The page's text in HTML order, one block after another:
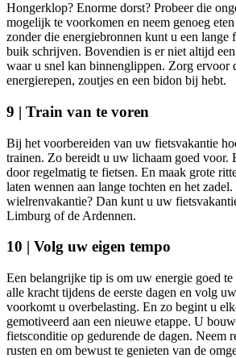
Hongerklop? Enorme dorst? Probeer die
mogelijk te voorkomen en neem genoeg
zonder die energiebronnen kunt u een
buik schrijven. Bovendien is er niet altijd
waar u snel kan binnenglippen. Zorg ervoor
energierepen, zoutjes en een bidon bij hebt.
9 | Train van te voren
Bij het voorbereiden van uw fietsvakantie
trainen. Zo bereidt u uw lichaam goed
door regelmatig te fietsen. En maak grote
laten wennen aan lange tochten en het
wielrenvakantie? Dan kunt u uw
Limburg of de Ardennen.
10 | Volg uw eigen tempo
Een belangrijke tip is om uw energie goed
alle kracht tijdens de eerste dagen en volg
voorkomt u overbelasting. En zo begint u
gemotiveerd aan een nieuwe etappe. U
fietsconditie op gedurende de dagen. Neem
rusten en om bewust te genieten van de